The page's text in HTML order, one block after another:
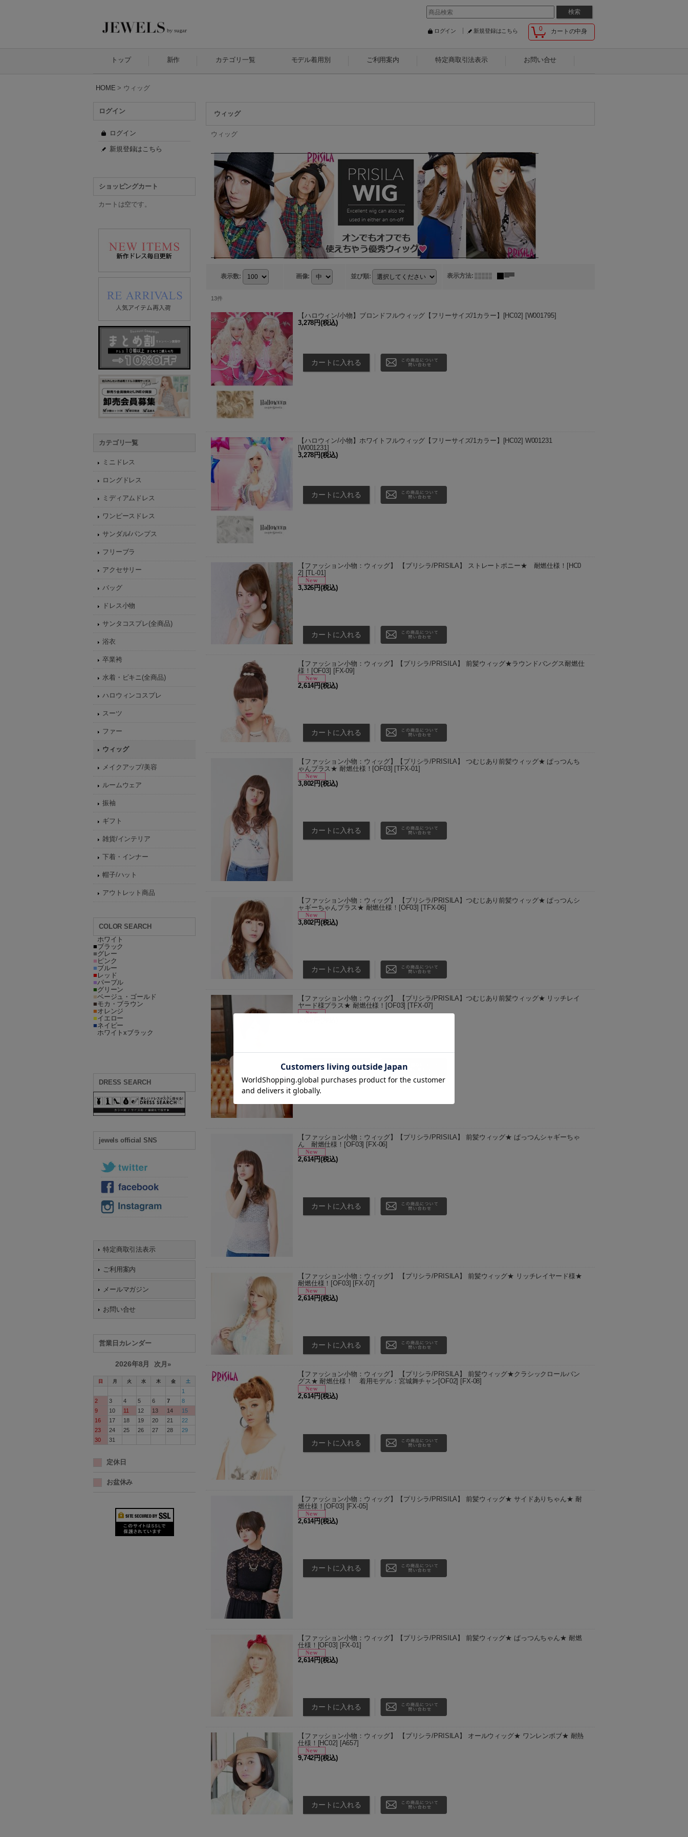
0 カートの中身
ログイン 新規登録はこちら
トップ 新作 カテゴリ一覧 モデル着用別 ご利用案内 特定商取引法表示 お問い合せ
HOME > ウィッグ
ログイン
ログイン
新規登録はこちら
ショッピングカート
カートは空です。
カテゴリ一覧
ミニドレス
ロングドレス
ミディアムドレス
ワンピースドレス
サンダル/パンプス
フリーブラ
アクセサリー
バッグ
ドレス小物
サンタコスプレ(全商品)
浴衣
卒業袴
水着・ビキニ(全商品)
ハロウィンコスプレ
スーツ
ファー
ウィッグ
メイクアップ/美容
ルームウェア
振袖
ギフト
雑貨/インテリア
下着・インナー
帽子/ハット
アウトレット商品
COLOR SEARCH
ホワイト
■ブラック
■グレー
■ ピンク
■ブルー
■ レッド
■パープル
■グリーン
■ベージュ・ゴールド
■モカ・ブラウン
■オレンジ
■イエロー
■ネイビー
ホワイトxブラック
DRESS SEARCH
jewels official SNS
特定商取引法表示
ご利用案内
メールマガジン
お問い合せ
営業日カレンダー
2026年8月 次月»
日 月 火 水 木 金 土
1
2
3 4 5 6 7
8
9
10 11 12 13 14
15
16
17 18 19 20 21
22
23
24 25 26 27 28
29
30
31
定休日
お盆休み
ウィッグ
ウィッグ
表示数: 画像: 並び順: 表示方法:
13件
【ハロウィン/小物】ブロンドフルウィッグ【フリーサイズ/1カラー】[HC02] [W001795]
3,278円(税込)
【ハロウィン/小物】ホワイトフルウィッグ【フリーサイズ/1カラー】[HC02] W001231
[W001231]
3,278円(税込)
【ファッション小物：ウィッグ】 【プリシラ/PRISILA】 ストレートポニー★ 耐燃仕様！[HC0
2] [TL-01]
3,326円(税込)
【ファッション小物：ウィッグ】【プリシラ/PRISILA】 前髪ウィッグ★ラウンドバングス耐燃仕
様！[OF03] [FX-09]
2,614円(税込)
【ファッション小物：ウィッグ】【プリシラ/PRISILA】 つむじあり前髪ウィッグ★ ぱっつんち
ゃんプラス★ 耐燃仕様！[OF03] [TFX-01]
3,802円(税込)
【ファッション小物：ウィッグ】 【プリシラ/PRISILA】つむじあり前髪ウィッグ★ ぱっつんシ
ャギーちゃんプラス★ 耐燃仕様！[OF03] [TFX-06]
3,802円(税込)
【ファッション小物：ウィッグ】 【プリシラ/PRISILA】つむじあり前髪ウィッグ★ リッチレイ
ヤード様プラス★ 耐燃仕様！[OF03] [TFX-07]
【ファッション小物：ウィッグ】【プリシラ/PRISILA】 前髪ウィッグ★ ぱっつんシャギーちゃ
ん 耐燃仕様！[OF03] [FX-06]
2,614円(税込)
【ファッション小物：ウィッグ】 【プリシラ/PRISILA】 前髪ウィッグ★ リッチレイヤード様★
耐燃仕様！[OF03] [FX-07]
2,614円(税込)
【ファッション小物：ウィッグ】 【プリシラ/PRISILA】 前髪ウィッグ★クラシックロールバン
グス★ 耐燃仕様！ 着用モデル：宮城舞チャン[OF02] [FX-08]
2,614円(税込)
【ファッション小物：ウィッグ】【プリシラ/PRISILA】 前髪ウィッグ★ サイドありちゃん★ 耐
燃仕様！[OF03] [FX-05]
2,614円(税込)
【ファッション小物：ウィッグ】【プリシラ/PRISILA】 前髪ウィッグ★ ぱっつんちゃん★ 耐燃
仕様！[OF03] [FX-01]
2,614円(税込)
【ファッション小物：ウィッグ】 【プリシラ/PRISILA】 オールウィッグ★ ワンレンボブ★ 耐熱
仕様！[HC02] [A657]
9,742円(税込)